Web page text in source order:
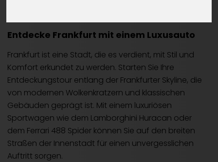
Entdecke Frankfurt mit einem Luxusauto
Frankfurt ist eine Stadt, die es verdient, mit Stil und
Komfort erkundet zu werden. Starten Sie Ihre
Entdeckungstour entlang der Frankfurter Skyline, die
von modernen Wolkenkratzern und klassischen
Gebäuden geprägt ist. Mit einem luxuriösen
Sportwagen wie dem Lamborghini Huracan oder
dem Ferrari 488 Spider können Sie auf den breiten
Straßen der Innenstadt für einen unvergesslichen
Auftritt sorgen.